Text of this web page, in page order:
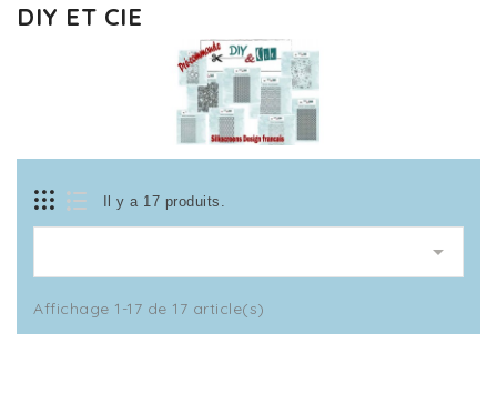
DIY ET CIE
Il y a 17 produits.

Affichage 1-17 de 17 article(s)